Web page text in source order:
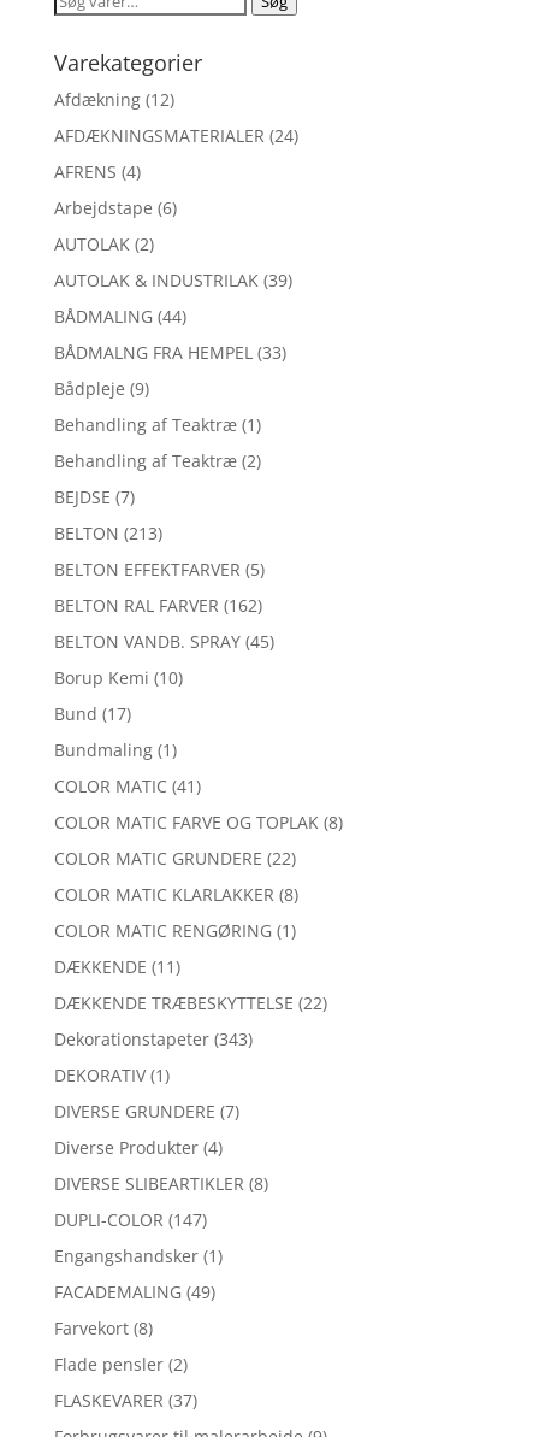
Varekategorier
Afdækning (12)
AFDÆKNINGSMATERIALER (24)
AFRENS (4)
Arbejdstape (6)
AUTOLAK (2)
AUTOLAK & INDUSTRILAK (39)
BÅDMALING (44)
BÅDMALNG FRA HEMPEL (33)
Bådpleje (9)
Behandling af Teaktræ (1)
Behandling af Teaktræ (2)
BEJDSE (7)
BELTON (213)
BELTON EFFEKTFARVER (5)
BELTON RAL FARVER (162)
BELTON VANDB. SPRAY (45)
Borup Kemi (10)
Bund (17)
Bundmaling (1)
COLOR MATIC (41)
COLOR MATIC FARVE OG TOPLAK (8)
COLOR MATIC GRUNDERE (22)
COLOR MATIC KLARLAKKER (8)
COLOR MATIC RENGØRING (1)
DÆKKENDE (11)
DÆKKENDE TRÆBESKYTTELSE (22)
Dekorationstapeter (343)
DEKORATIV (1)
DIVERSE GRUNDERE (7)
Diverse Produkter (4)
DIVERSE SLIBEARTIKLER (8)
DUPLI-COLOR (147)
Engangshandsker (1)
FACADEMALING (49)
Farvekort (8)
Flade pensler (2)
FLASKEVARER (37)